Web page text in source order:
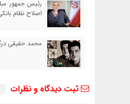
رئیس‌ جمهور:
اصلاح نظام
محمد حقیقی
ثبت دیدگاه و نظرات